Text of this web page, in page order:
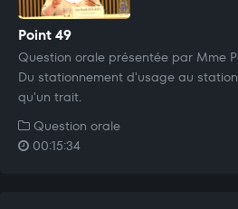
Point 49
Question orale présentée par Mme
Du stationnement d'usage au
qu'un trait.
Question orale
00:15:34